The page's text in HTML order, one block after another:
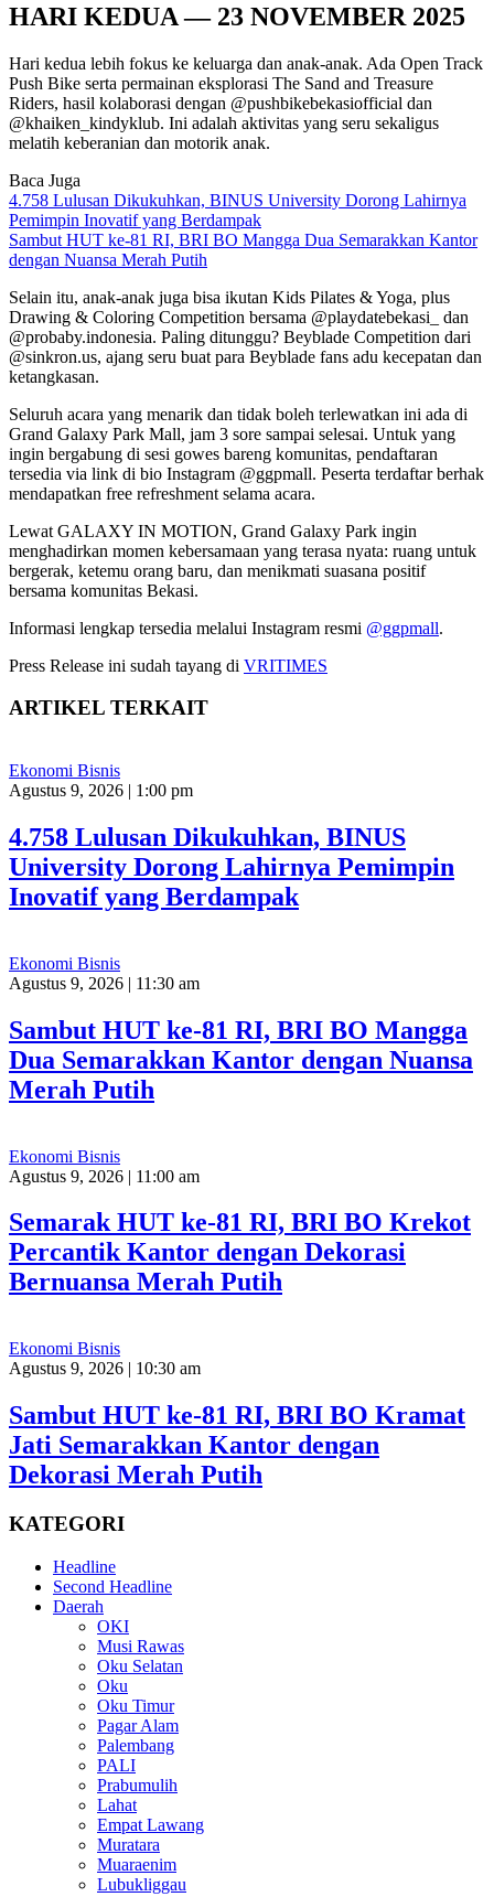
HARI KEDUA — 23 NOVEMBER 2025
Hari kedua lebih fokus ke keluarga dan anak-anak. Ada Open Track
Push Bike serta permainan eksplorasi The Sand and Treasure
Riders, hasil kolaborasi dengan @pushbikebekasiofficial dan
@khaiken_kindyklub. Ini adalah aktivitas yang seru sekaligus
melatih keberanian dan motorik anak.
Baca Juga
4.758 Lulusan Dikukuhkan, BINUS University Dorong Lahirnya
Pemimpin Inovatif yang Berdampak
Sambut HUT ke-81 RI, BRI BO Mangga Dua Semarakkan Kantor
dengan Nuansa Merah Putih
Selain itu, anak-anak juga bisa ikutan Kids Pilates & Yoga, plus
Drawing & Coloring Competition bersama @playdatebekasi_ dan
@probaby.indonesia. Paling ditunggu? Beyblade Competition dari
@sinkron.us, ajang seru buat para Beyblade fans adu kecepatan dan
ketangkasan.
Seluruh acara yang menarik dan tidak boleh terlewatkan ini ada di
Grand Galaxy Park Mall, jam 3 sore sampai selesai. Untuk yang
ingin bergabung di sesi gowes bareng komunitas, pendaftaran
tersedia via link di bio Instagram @ggpmall. Peserta terdaftar berhak
mendapatkan free refreshment selama acara.
Lewat GALAXY IN MOTION, Grand Galaxy Park ingin
menghadirkan momen kebersamaan yang terasa nyata: ruang untuk
bergerak, ketemu orang baru, dan menikmati suasana positif
bersama komunitas Bekasi.
Informasi lengkap tersedia melalui Instagram resmi @ggpmall.
Press Release ini sudah tayang di VRITIMES
ARTIKEL TERKAIT
Ekonomi Bisnis
Agustus 9, 2026 | 1:00 pm
4.758 Lulusan Dikukuhkan, BINUS
University Dorong Lahirnya Pemimpin
Inovatif yang Berdampak
Ekonomi Bisnis
Agustus 9, 2026 | 11:30 am
Sambut HUT ke-81 RI, BRI BO Mangga
Dua Semarakkan Kantor dengan Nuansa
Merah Putih
Ekonomi Bisnis
Agustus 9, 2026 | 11:00 am
Semarak HUT ke-81 RI, BRI BO Krekot
Percantik Kantor dengan Dekorasi
Bernuansa Merah Putih
Ekonomi Bisnis
Agustus 9, 2026 | 10:30 am
Sambut HUT ke-81 RI, BRI BO Kramat
Jati Semarakkan Kantor dengan
Dekorasi Merah Putih
KATEGORI
Headline
Second Headline
Daerah
OKI
Musi Rawas
Oku Selatan
Oku
Oku Timur
Pagar Alam
Palembang
PALI
Prabumulih
Lahat
Empat Lawang
Muratara
Muaraenim
Lubukliggau